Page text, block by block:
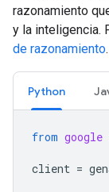
razonamiento
y la inteligencia.
de razonamiento.
Python
from google
client =